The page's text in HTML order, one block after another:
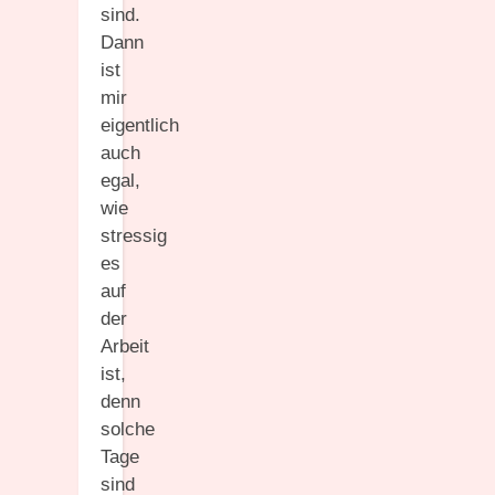
sind.
Dann
ist
mir
eigentlich
auch
egal,
wie
stressig
es
auf
der
Arbeit
ist,
denn
solche
Tage
sind